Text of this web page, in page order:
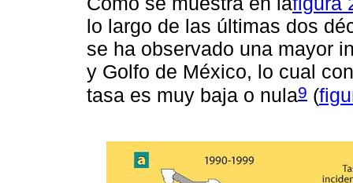
lo largo de las últimas dos
se ha observado una mayor
y Golfo de México, lo cual
tasa es muy baja o nula9 (